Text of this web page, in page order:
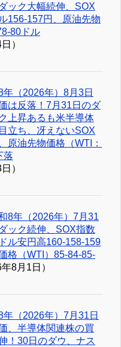
ック大幅続伸、SOX
156-157円、原油先物
80ドル
）
年（2026年）8月3日
は反落！7月31日のダ
上昇あるも米半導体
立ち、冴えないSOX
原油先物価格（WTI：
落
）
8年（2026年）7月31
ック続伸、SOX指数
ル安円高160-158-159
格（WTI）85-84-85-
年8月1日）
年（2026年）7月31日
、半導体関連株の買
！30日のダウ、ナス